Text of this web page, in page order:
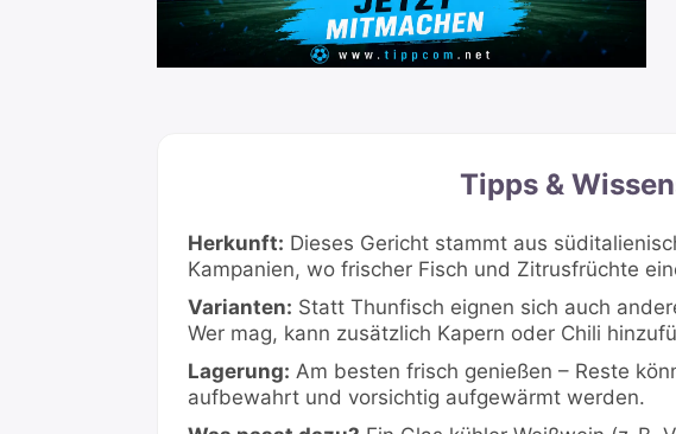
Tipps &
Herkunft: Dieses Gericht stammt aus
Kampanien, wo frischer Fisch und Zitrusfrüchte
Varianten: Statt Thunfisch eignen sich auch
Wer mag, kann zusätzlich Kapern oder Chili
Lagerung: Am besten frisch genießen – Reste
aufbewahrt und vorsichtig aufgewärmt werden.